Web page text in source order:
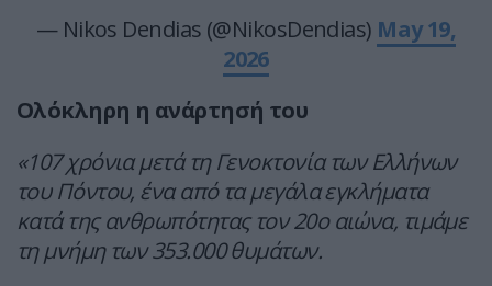
— Nikos Dendias (@NikosDendias) May 19,
2026
Ολόκληρη η ανάρτησή του
«107 χρόνια μετά τη Γενοκτονία των Ελλήνων
του Πόντου, ένα από τα μεγάλα εγκλήματα
κατά της ανθρωπότητας τον 20ο αιώνα, τιμάμε
τη μνήμη των 353.000 θυμάτων.